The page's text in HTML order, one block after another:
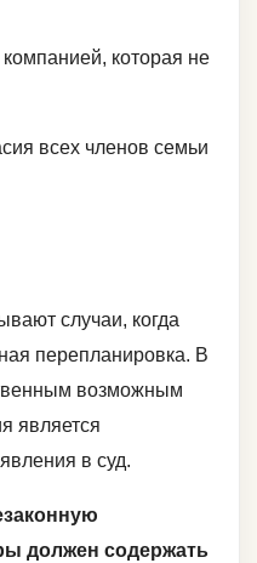
которая не
всех членов семьи
случаи, когда
перепланировка. В
возможным
является
в суд.
должен содержать